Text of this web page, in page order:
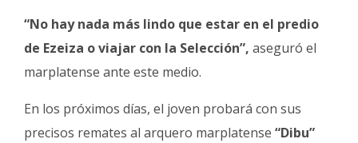
“No hay nada más lindo que estar en el predio
de Ezeiza o viajar con la Selección”, aseguró el
marplatense ante este medio.
En los próximos días, el joven probará con sus
precisos remates al arquero marplatense “Dibu”